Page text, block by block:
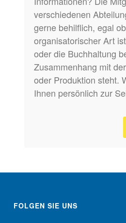
verschiedenen
gerne behilflich, egal
organisatorischer Art
oder die Buchhaltung
Zusammenhang mit
oder Produktion steht.
Ihnen persönlich zur
FOLGEN SIE UNS